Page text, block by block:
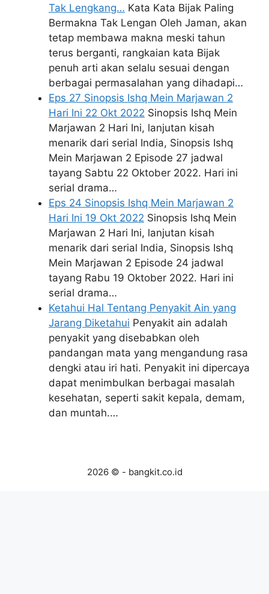
Tak Lengkang… Kata Kata Bijak Paling
Bermakna Tak Lengan Oleh Jaman, akan
tetap membawa makna meski tahun
terus berganti, rangkaian kata Bijak
penuh arti akan selalu sesuai dengan
berbagai permasalahan yang dihadapi…
Eps 27 Sinopsis Ishq Mein Marjawan 2
Hari Ini 22 Okt 2022 Sinopsis Ishq Mein
Marjawan 2 Hari Ini, lanjutan kisah
menarik dari serial India, Sinopsis Ishq
Mein Marjawan 2 Episode 27 jadwal
tayang Sabtu 22 Oktober 2022. Hari ini
serial drama…
Eps 24 Sinopsis Ishq Mein Marjawan 2
Hari Ini 19 Okt 2022 Sinopsis Ishq Mein
Marjawan 2 Hari Ini, lanjutan kisah
menarik dari serial India, Sinopsis Ishq
Mein Marjawan 2 Episode 24 jadwal
tayang Rabu 19 Oktober 2022. Hari ini
serial drama…
Ketahui Hal Tentang Penyakit Ain yang
Jarang Diketahui Penyakit ain adalah
penyakit yang disebabkan oleh
pandangan mata yang mengandung rasa
dengki atau iri hati. Penyakit ini dipercaya
dapat menimbulkan berbagai masalah
kesehatan, seperti sakit kepala, demam,
dan muntah.…
2026 © - bangkit.co.id